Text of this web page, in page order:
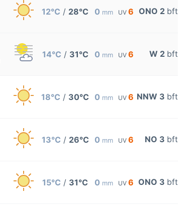
12°C / 28°C 0 mm UV 6 ONO 2 bft
14°C / 31°C 0 mm UV 6 W 2 bft
18°C / 30°C 0 mm UV 6 NNW 3 bft
13°C / 26°C 0 mm UV 6 NO 3 bft
15°C / 31°C 0 mm UV 6 ONO 3 bft